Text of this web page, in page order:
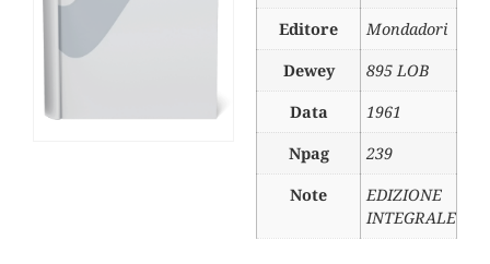
Editore
Mondadori
Dewey
895 LOB
Data
1961
Npag
239
Note
EDIZIONE
INTEGRALE